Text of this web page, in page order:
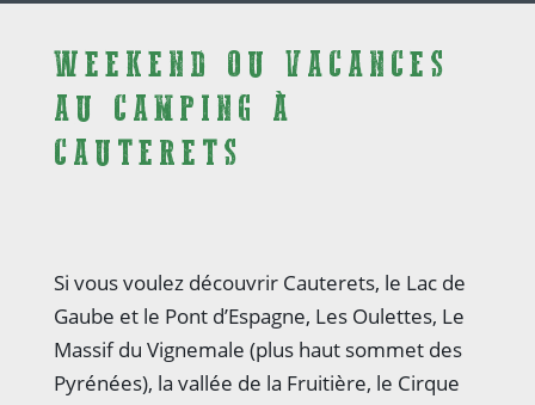
WEEKEND OU VACANCES
AU CAMPING À
CAUTERETS
Si vous voulez découvrir Cauterets, le Lac de
Gaube et le Pont d’Espagne, Les Oulettes, Le
Massif du Vignemale (plus haut sommet des
Pyrénées), la vallée de la Fruitière, le Cirque